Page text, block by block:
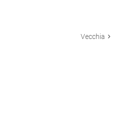
Vecchia